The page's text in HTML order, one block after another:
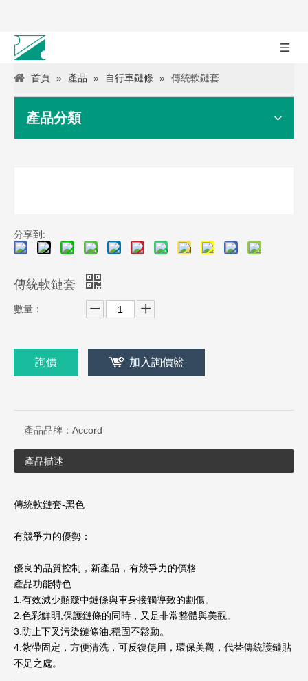
首頁 » 產品 » 自行車鏈條 » 傳統軟鏈套
產品分類
分享到:
傳統軟鏈套
數量：
詢價 加入詢價籃
產品品牌： Accord
產品描述
傳統軟鏈套-黑色
有競爭力的優勢：
優良的品質控制，新產品，有競爭力的價格
產品功能特色
1.有效減少顛簸中鏈條與車身接觸導致的劃傷。
2.色彩鮮明,保護鏈條的同時，又是非常整體與美觀。
3.防止下叉污染鏈條油,穩固不鬆動。
4.紮帶固定，方便清洗，可反復使用，環保美觀，代替傳統護鏈貼
不足之處。